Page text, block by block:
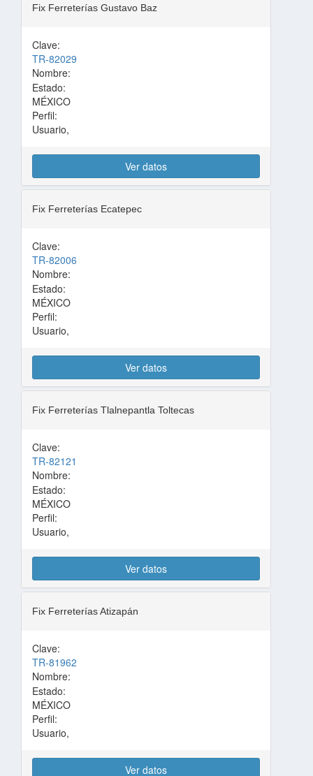
Fix Ferreterías Gustavo Baz
Clave:
TR-82029
Nombre:
Estado:
MÉXICO
Perfil:
Usuario,
Ver datos
Fix Ferreterías Ecatepec
Clave:
TR-82006
Nombre:
Estado:
MÉXICO
Perfil:
Usuario,
Ver datos
Fix Ferreterías Tlalnepantla Toltecas
Clave:
TR-82121
Nombre:
Estado:
MÉXICO
Perfil:
Usuario,
Ver datos
Fix Ferreterías Atizapán
Clave:
TR-81962
Nombre:
Estado:
MÉXICO
Perfil:
Usuario,
Ver datos